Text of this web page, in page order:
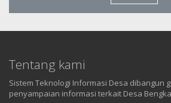
Tentang kami
Sistem Teknologi Informasi Desa dibangun
penyampaian informasi terkait Desa